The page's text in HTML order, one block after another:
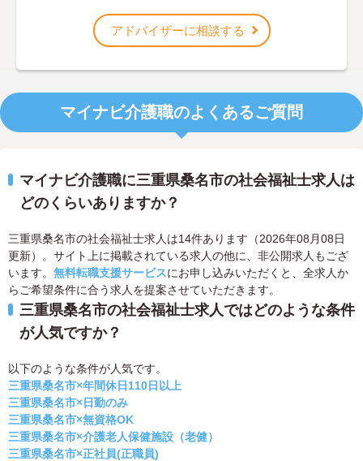
アドバイザーに相談する
マイナビ介護職のよくあるご質問
マイナビ介護職に三重県桑名市の社会福祉士求人は
どのくらいありますか？
三重県桑名市の社会福祉士求人は14件あります（2026年08月08日
更新）。サイト上に掲載されている求人の他に、非公開求人もござ
います。 無料転職支援サービスにお申し込みいただくと、全求人か
らご希望条件に合う求人を提案させていただきます。
三重県桑名市の社会福祉士求人ではどのような条件
が人気ですか？
以下のような条件が人気です。
三重県桑名市×年間休日110日以上
三重県桑名市×日勤のみ
三重県桑名市×無資格OK
三重県桑名市×介護老人保健施設（老健）
三重県桑名市×正社員(正職員)